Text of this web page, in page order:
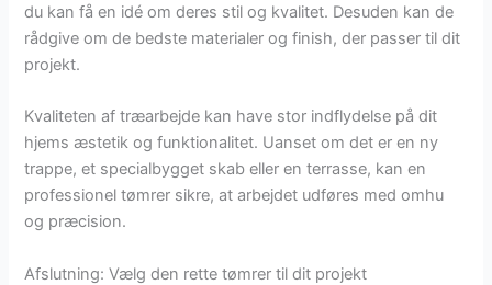
du kan få en idé om deres stil og kvalitet. Desuden kan de
rådgive om de bedste materialer og finish, der passer til dit
projekt.
Kvaliteten af træarbejde kan have stor indflydelse på dit
hjems æstetik og funktionalitet. Uanset om det er en ny
trappe, et specialbygget skab eller en terrasse, kan en
professionel tømrer sikre, at arbejdet udføres med omhu
og præcision.
Afslutning: Vælg den rette tømrer til dit projekt